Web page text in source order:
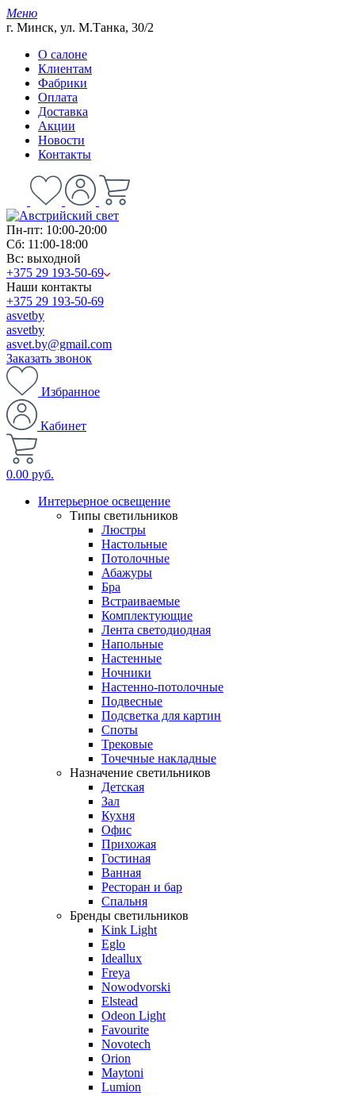
Меню
г. Минск, ул. М.Танка, 30/2
О салоне
Клиентам
Фабрики
Оплата
Доставка
Акции
Новости
Контакты
Пн-пт: 10:00-20:00
Сб: 11:00-18:00
Вс: выходной
+375 29 193-50-69
Наши контакты
+375 29 193-50-69
asvetby
asvetby
asvet.by@gmail.com
Заказать звонок
Избранное
Кабинет
0.00 руб.
Интерьерное освещение
Типы светильников
Люстры
Настольные
Потолочные
Абажуры
Бра
Встраиваемые
Комплектующие
Лента светодиодная
Напольные
Настенные
Ночники
Настенно-потолочные
Подвесные
Подсветка для картин
Споты
Трековые
Точечные накладные
Назначение светильников
Детская
Зал
Кухня
Офис
Прихожая
Гостиная
Ванная
Ресторан и бар
Спальня
Бренды светильников
Kink Light
Eglo
Ideallux
Freya
Nowodvorski
Elstead
Odeon Light
Favourite
Novotech
Orion
Maytoni
Lumion